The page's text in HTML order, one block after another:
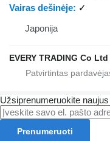
Vairas dešinėje
✓
Japonija
EVERY TRADING Co Ltd
Užsiprenumeruokite
Prenumeruoti